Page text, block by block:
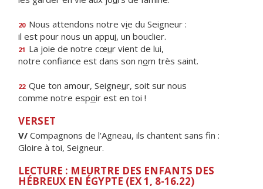
20 Nous attendons notre vie du Seigneur :
il est pour nous un appui, un bouclier.
21 La joie de notre cœur vient de lui,
notre confiance est dans son nom très saint.
22 Que ton amour, Seigneur, soit sur nous
comme notre espoir est en toi !
VERSET
V/ Compagnons de l'Agneau, ils chantent sans fin :
Gloire à toi, Seigneur.
LECTURE : MEURTRE DES ENFANTS DES
HÉBREUX EN ÉGYPTE (EX 1, 8-16.22)